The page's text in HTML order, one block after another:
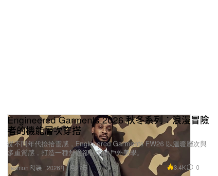
Fashion 時裝
Engineered Garments 2026 秋冬系列：浪漫冒險
者的機能層次穿搭
從不同年代撿拾靈感，Engineered Garments FW26 以溫暖層次與
多重質感，打造一種舒適卻前衛的戶外美學。
2026年1月27日 3.4K 0